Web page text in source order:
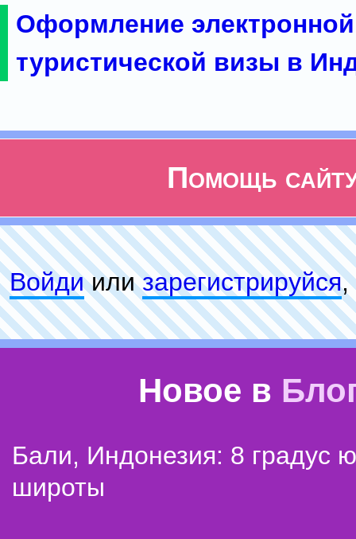
Оформление электронной
туристической визы в
Помощь
Войдиилизарeгиcтpируйся,
Новое в
Бали, Индонезия: 8 градус
широты